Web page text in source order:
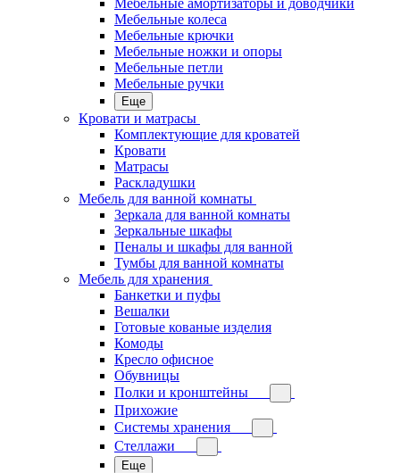
Мебельные колеса
Мебельные крючки
Мебельные ножки и опоры
Мебельные петли
Мебельные ручки
Еще
Кровати и матрасы
Комплектующие для кроватей
Кровати
Матрасы
Раскладушки
Мебель для ванной комнаты
Зеркала для ванной комнаты
Зеркальные шкафы
Пеналы и шкафы для ванной
Тумбы для ванной комнаты
Мебель для хранения
Банкетки и пуфы
Вешалки
Готовые кованые изделия
Комоды
Кресло офисное
Обувницы
Полки и кронштейны
Прихожие
Системы хранения
Стеллажи
Еще